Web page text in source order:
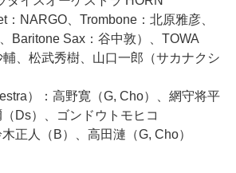
：NARGO、Trombone：北原雅彦、
Baritone Sax：谷中敦）、TOWA
、松武秀樹、山口一郎（サカナクシ
）：高野寛（G, Cho）、網守将平
（Ds）、ゴンドウトモヒコ
正人（B）、高田漣（G, Cho）